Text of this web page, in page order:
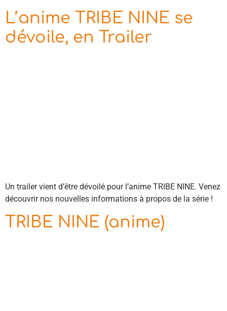
L’anime TRIBE NINE se
dévoile, en Trailer
Un trailer vient d’être dévoilé pour l’anime TRIBE NINE. Venez
découvrir nos nouvelles informations à propos de la série !
TRIBE NINE (anime)